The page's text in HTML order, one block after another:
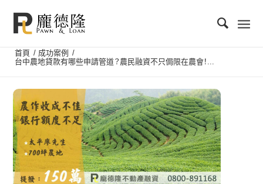
首頁 / 成功案例
/
台中農地貸款有哪些申請管道？農民融資不只侷限在農會！...